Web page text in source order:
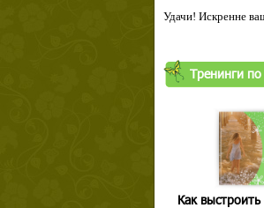
Удачи! Искренне
Тренинги
Как